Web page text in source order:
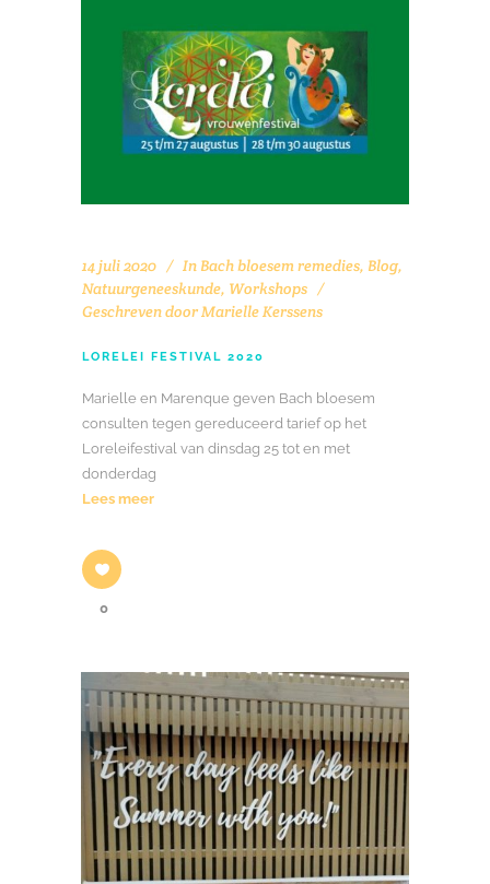
14 juli 2020 In Bach bloesem remedies, Blog,
Natuurgeneeskunde, Workshops
Geschreven doorMarielle Kerssens
LORELEI FESTIVAL 2020
Marielle en Marenque geven Bach bloesem
consulten tegen gereduceerd tarief op het
Loreleifestival van dinsdag 25 tot en met
donderdag
Lees meer
0